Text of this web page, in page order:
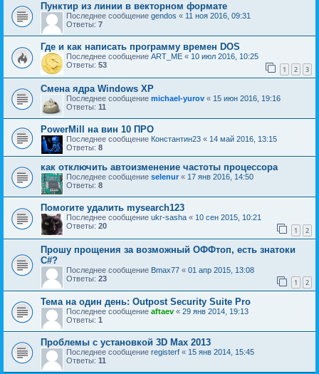
Пунктир из линии в векторном формате
Последнее сообщение gendos « 11 ноя 2016, 09:31
Ответы: 7
Где и как написать программу времен DOS
Последнее сообщение ART_ME « 10 июл 2016, 10:25
Ответы: 53 1 2 3
Смена ядра Windows XP
Последнее сообщение michael-yurov « 15 июн 2016, 19:16
Ответы: 11
PowerMill на вин 10 ПРО
Последнее сообщение Константин23 « 14 май 2016, 13:15
Ответы: 8
как отключить автоизменение частоты процессора
Последнее сообщение selenur « 17 янв 2016, 14:50
Ответы: 8
Помогите удалить mysearch123
Последнее сообщение ukr-sasha « 10 сен 2015, 10:21
Ответы: 20 1 2
Прошу прощения за возможный ОФФтоп, есть знатоки
C#?
Последнее сообщение Bmax77 « 01 апр 2015, 13:08
Ответы: 23 1 2
Тема на один день: Outpost Security Suite Pro
Последнее сообщение aftaev « 29 янв 2014, 19:13
Ответы: 1
Проблемы с установкой 3D Max 2013
Последнее сообщение registerf « 15 янв 2014, 15:45
Ответы: 11